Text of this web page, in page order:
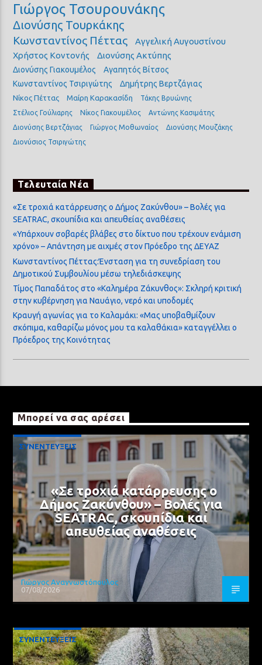
Γιώργος Τσουρουνάκης
Διονύσης Τουρκάκης
Κωνσταντίνος Πέττας
Αγγελική Αυγουστίνου
Χρήστος Κοντονής
Διονύσης Ακτύπης
Διονύσης Γιακουμέλος
Αγαπητός Βίτσος
Κωνσταντίνος Τσιριγώτης
Δημήτρης Βερτζάγιας
Νίκος Πέττας Μαίρη Καρακασίδη
Τάκης Βρυώνης
Στέλιος Γούλιαρης
Νίκος Γιακουμέλος
Αντώνης Κασιμάτης
Διονύσης Βερτζάγιας
Γιώργος Μοθωναίος
Διονύσης Μουζάκης
Διονύσιος Τσιριγώτης
Τελευταία Νέα
«Σε τροχιά κατάρρευσης ο Δήμος Ζακύνθου» – Βολές για
SEATRAC, σκουπίδια και απευθείας αναθέσεις
«Υπάρχουν σοβαρές βλάβες στο δίκτυο που τρέχουν ενάμιση
χρόνο» – Απάντηση με αιχμές στον Πρόεδρο της ΔΕΥΑΖ
Κωνσταντίνος Πέττας:Ένσταση για τη συνεδρίαση του
Δημοτικού Συμβουλίου μέσω τηλεδιάσκεψης
Τίμος Παπαδάτος στο «Καλημέρα Ζάκυνθος»: Σκληρή κριτική
στην κυβέρνηση για Ναυάγιο, νερό και υποδομές
Κραυγή αγωνίας για το Καλαμάκι: «Μας υποβαθμίζουν
σκόπιμα, καθαρίζω μόνος μου τα καλαθάκια» καταγγέλλει ο
Πρόεδρος της Κοινότητας
Μπορεί να σας αρέσει
ΣΥΝΕΝΤΕΥΞΕΙΣ
«Σε τροχιά κατάρρευσης ο
Δήμος Ζακύνθου» – Βολές για
SEATRAC, σκουπίδια και
απευθείας αναθέσεις
Γιώργος Αναγνωστόπουλος
07/08/2026
ΣΥΝΕΝΤΕΥΞΕΙΣ